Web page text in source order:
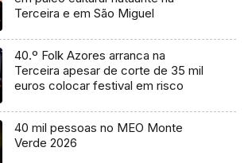
Terceira e em São Miguel
40.º Folk Azores arranca na
Terceira apesar de corte de 35 mil
euros colocar festival em risco
40 mil pessoas no MEO Monte
Verde 2026